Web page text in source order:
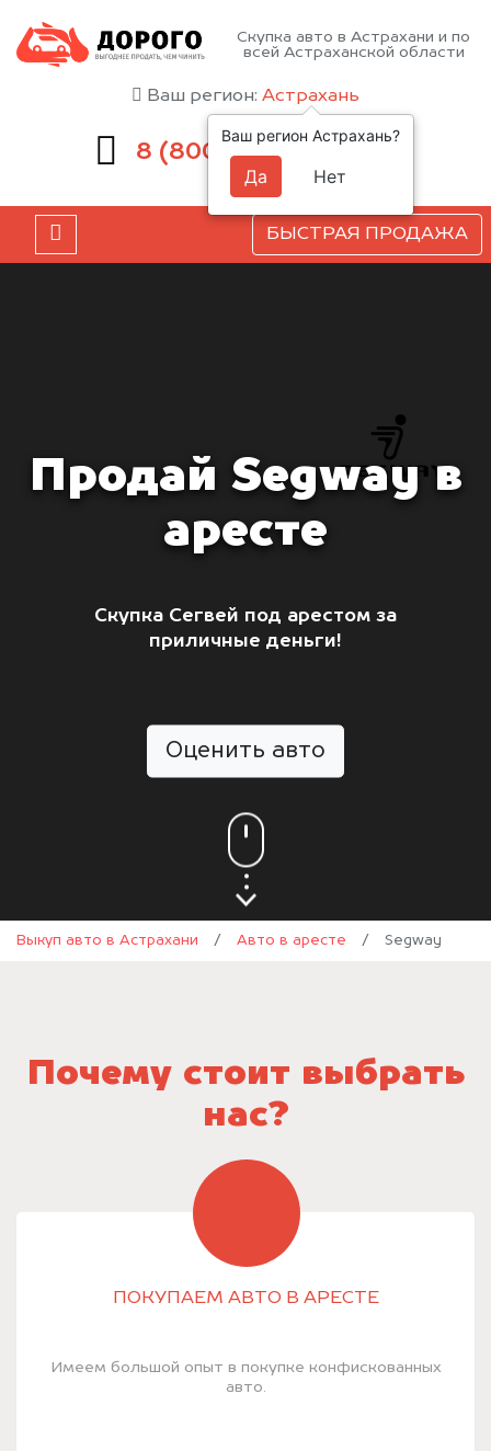
Скупка авто в Астрахани и по
всей Астраханской области
Ваш регион: Астрахань
8 (800)551-81-15
БЫСТРАЯ ПРОДАЖА
Продай Segway в
аресте
Скупка Сегвей под арестом за
приличные деньги!
Оценить авто
Выкуп авто в Астрахани / Авто в аресте / Segway
Почему стоит выбрать
нас?
ПОКУПАЕМ АВТО В АРЕСТЕ
Имеем большой опыт в покупке конфискованных
авто.
Ваш регион Астрахань?
Да Нет